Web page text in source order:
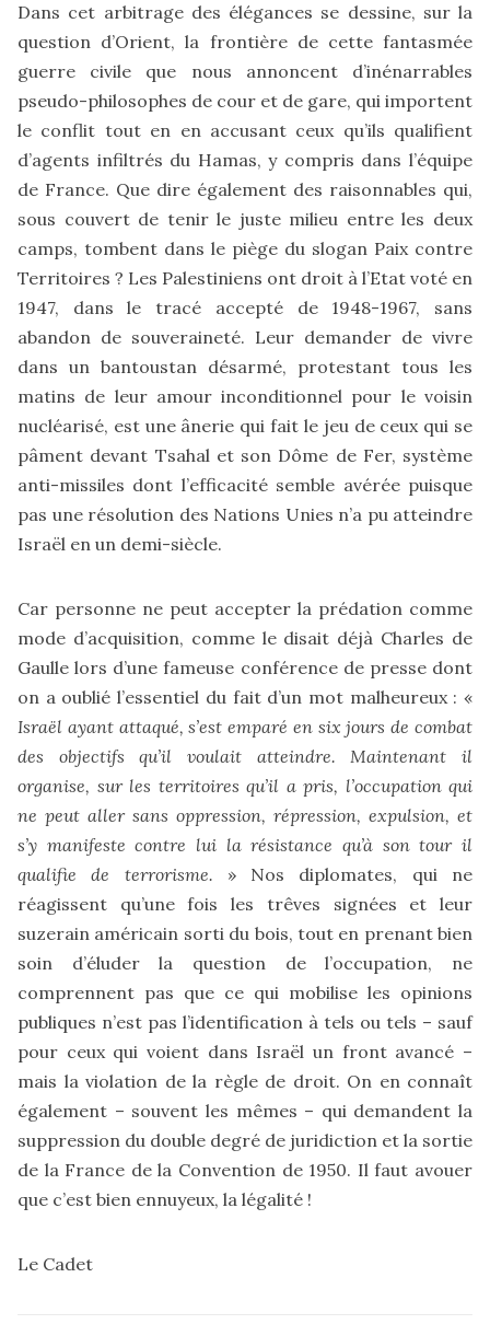
Dans cet arbitrage des élégances se dessine, sur la
question d’Orient, la frontière de cette fantasmée
guerre civile que nous annoncent d’inénarrables
pseudo-philosophes de cour et de gare, qui importent
le conflit tout en en accusant ceux qu’ils qualifient
d’agents infiltrés du Hamas, y compris dans l’équipe
de France. Que dire également des raisonnables qui,
sous couvert de tenir le juste milieu entre les deux
camps, tombent dans le piège du slogan Paix contre
Territoires ? Les Palestiniens ont droit à l’Etat voté en
1947, dans le tracé accepté de 1948-1967, sans
abandon de souveraineté. Leur demander de vivre
dans un bantoustan désarmé, protestant tous les
matins de leur amour inconditionnel pour le voisin
nucléarisé, est une ânerie qui fait le jeu de ceux qui se
pâment devant Tsahal et son Dôme de Fer, système
anti-missiles dont l’efficacité semble avérée puisque
pas une résolution des Nations Unies n’a pu atteindre
Israël en un demi-siècle.
Car personne ne peut accepter la prédation comme
mode d’acquisition, comme le disait déjà Charles de
Gaulle lors d’une fameuse conférence de presse dont
on a oublié l’essentiel du fait d’un mot malheureux : «
Israël ayant attaqué, s’est emparé en six jours de combat
des objectifs qu’il voulait atteindre. Maintenant il
organise, sur les territoires qu’il a pris, l’occupation qui
ne peut aller sans oppression, répression, expulsion, et
s’y manifeste contre lui la résistance qu’à son tour il
qualifie de terrorisme. » Nos diplomates, qui ne
réagissent qu’une fois les trêves signées et leur
suzerain américain sorti du bois, tout en prenant bien
soin d’éluder la question de l’occupation, ne
comprennent pas que ce qui mobilise les opinions
publiques n’est pas l’identification à tels ou tels – sauf
pour ceux qui voient dans Israël un front avancé –
mais la violation de la règle de droit. On en connaît
également – souvent les mêmes – qui demandent la
suppression du double degré de juridiction et la sortie
de la France de la Convention de 1950. Il faut avouer
que c’est bien ennuyeux, la légalité !
Le Cadet